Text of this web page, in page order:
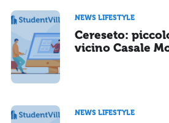
NEWS LIFESTYLE
Cereseto:
vicino Casale
NEWS LIFESTYLE